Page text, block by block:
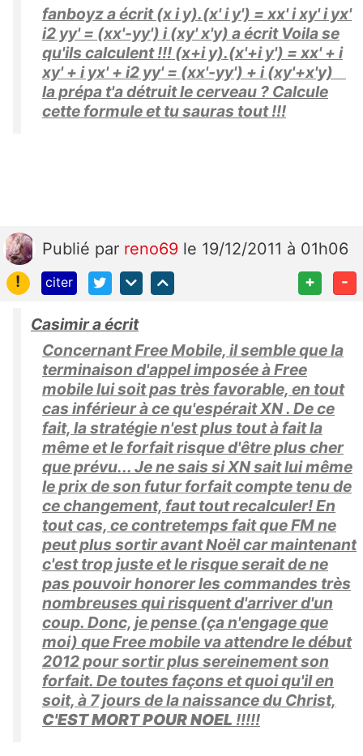
fanboyz a écrit (x i y).(x' i y') = xx' i xy' i yx'
i2 yy' = (xx'-yy') i (xy' x'y) a écrit Voila se
qu'ils calculent !!! (x+i y).(x'+i y') = xx' + i
xy' + i yx' + i2 yy' = (xx'-yy') + i (xy'+x'y)
la prépa t'a détruit le cerveau ? Calcule
cette formule et tu sauras tout !!!
Publié par reno69 le 19/12/2011 à 01h06
!
citer + -
Casimir a écrit
Concernant Free Mobile, il semble que la
terminaison d'appel imposée à Free
mobile lui soit pas très favorable, en tout
cas inférieur à ce qu'espérait XN . De ce
fait, la stratégie n'est plus tout à fait la
même et le forfait risque d'être plus cher
que prévu... Je ne sais si XN sait lui même
le prix de son futur forfait compte tenu de
ce changement, faut tout recalculer! En
tout cas, ce contretemps fait que FM ne
peut plus sortir avant Noël car maintenant
c'est trop juste et le risque serait de ne
pas pouvoir honorer les commandes très
nombreuses qui risquent d'arriver d'un
coup. Donc, je pense (ça n'engage que
moi) que Free mobile va attendre le début
2012 pour sortir plus sereinement son
forfait. De toutes façons et quoi qu'il en
soit, à 7 jours de la naissance du Christ,
C'EST MORT POUR NOEL !!!!!